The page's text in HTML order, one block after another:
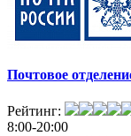
Почтовое
Рейтинг:
8:00-20:00